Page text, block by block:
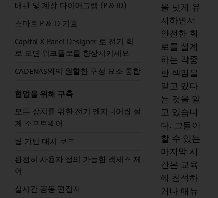
배관 및 계장 다이어그램 (P & ID)
스마트 P & ID 기호
Capital X Panel Designer 로 전기 회
로 도면 워크플로를 향상시키세요
CADENAS와의 원활한 구성 요소 통합
협업을 위해 구축
모든 장치를 위한 전기 엔지니어링 설
계 소프트웨어
팀 기반 대시 보드
완전히 사용자 정의 가능한 액세스 제
어
실시간 공동 편집자
을 낮게 유
지하면서
안전한 회
로를 설계
하는 막중
한 책임을
맡고 있다
는 것을 알
고 있습니
다. 그들이
할 수 있는
마지막 시
간은 교육
에 참석하
거나 매뉴